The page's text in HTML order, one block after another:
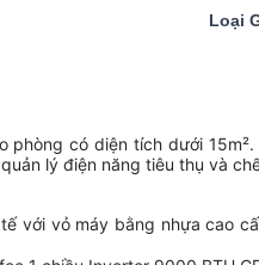
Loại
có diện tích dưới
lý điện năng tiêu thụ và
với vỏ máy bằng nhựa cao